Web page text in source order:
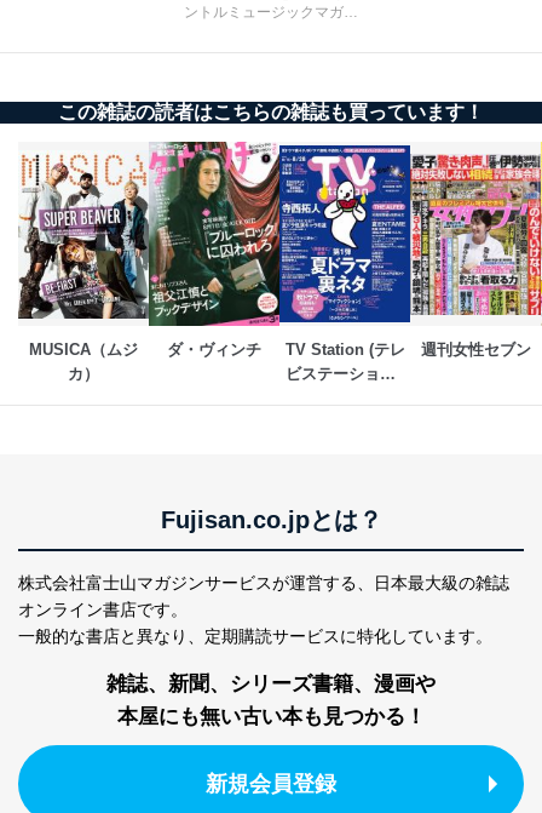
3
Aサービス利用者
カスタマーQ＆Aサイトの投稿内容
ため
ス、キャンペーン等の広告に関す
るご案内のため
4
採用応募者の方の
個人情報
採用選考、ご連絡のため
5
当社の従業者の個
人情報
人事、総務などの雇用管理等のた
め
6
パートナー（提携
企業）からの委託
により当社の
購入商品配送のため
提携企業及びお客様がご購入され
た商品の発売元企業からのｅメー
ル等による商品、
トに登録された方
処、オペレーター教育など応対品
質向上のため
その他当社のプライバシーポリシ
ー等にて公表する利用目的達成の
※上記の利用目的のうちNo.1～5については保有個人デ
ータ（開示対象個人情報）の利用目的であり、下記4.の
開示等のご請求に対応させていただきます。
なお、6、7については、パートナー（提携企業）様又は
各SNS運営会社様にご請求いただきますようお願い致し
ます。
３．個人情報の第三者提供について
ントルミュージックマガジ
この雑誌の読者はこちらの雑誌も買っています！
MUSICA（ムジ
カ）
ダ・ヴィンチ
TV Station (テレ
ビステーション)
週刊女性セブン
Fujisan.co.jpとは？
株式会社富士山マガジンサービスが運営する、
日本最大級の雑誌
オンライン書店です。
一般的な書店と異なり、 定期購読サービスに特化しています。
雑誌、新聞、シリーズ書籍、漫画や
本屋にも無い古い本も見つかる！
新規会員登録